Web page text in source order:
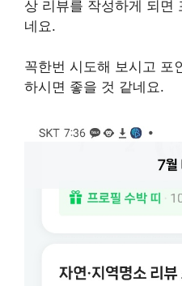
상 리뷰를 작성하게 되면
네요.
꼭한번 시도해 보시고 포
하시면 좋을 것 같네요.